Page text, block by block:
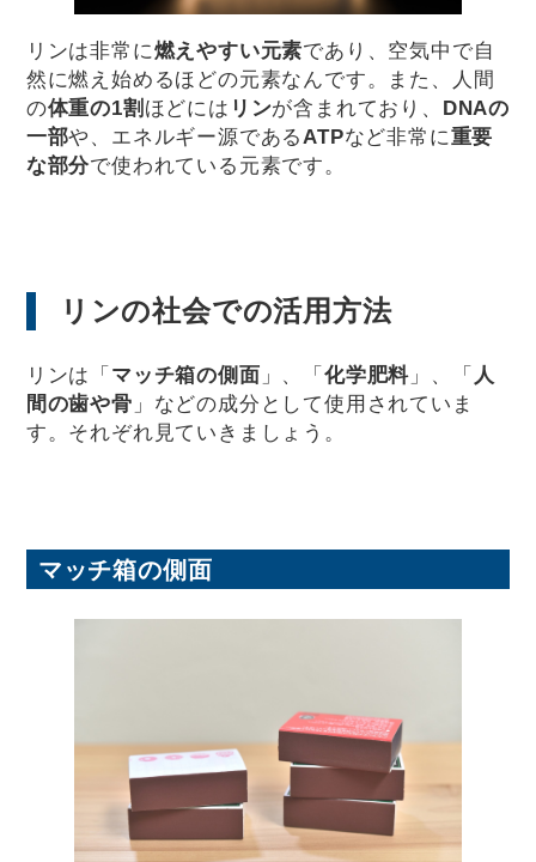
リンは非常に燃えやすい元素であり、空気中で自
然に燃え始めるほどの元素なんです。また、人間
の体重の1割 ほどには リンが含まれており、 DNAの
一部や、エネルギー源である ATPなど非常に重要
な部分で使われている元素です。
リンの社会での活用方法
リンは「マッチ箱の側面 」、「化学肥料 」、「 人
間の歯や骨 」などの成分として使用されていま
す。それぞれ見ていきましょう。
マッチ箱の側面